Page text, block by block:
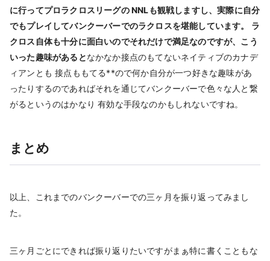
に行ってプロラクロスリーグの NNLも観戦しますし、実際に自分
でもプレイしてバンクーバーでのラクロスを堪能しています。 ラ
クロス自体も十分に面白いのでそれだけで満足なのですが、こう
いった趣味があるとなかなか接点のもてないネイティブのカナデ
ィアンとも 接点ももてる**ので何か自分が一つ好きな趣味があ
ったりするのであればそれを通じてバンクーバーで色々な人と繋
がるというのはかなり 有効な手段なのかもしれないですね。
まとめ
以上、これまでのバンクーバーでの三ヶ月を振り返ってみまし
た。
三ヶ月ごとにできれば振り返りたいですがまぁ特に書くこともな